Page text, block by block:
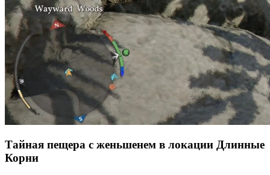
Тайная пещера с женьшенем в локации Длинные
Корни